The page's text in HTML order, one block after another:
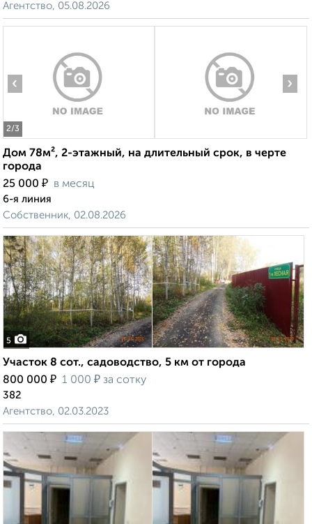
Агентство, 05.08.2026
2/3
‹ ›
Дом 78м², 2-этажный, на длительный срок, в черте
города
25 000 ₽ в месяц
6-я линия
Собственник, 02.08.2026
5
Участок 8 сот., садоводство, 5 км от города
800 000 ₽ 1 000 ₽ за сотку
382
Агентство, 02.03.2023